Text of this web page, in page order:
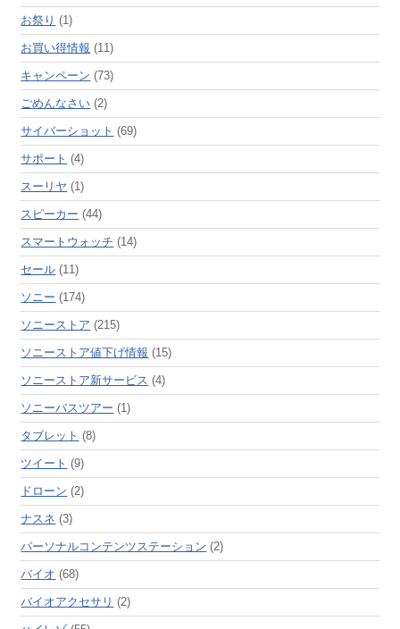
お祭り (1)
お買い得情報 (11)
キャンペーン (73)
ごめんなさい (2)
サイバーショット (69)
サポート (4)
スーリヤ (1)
スピーカー (44)
スマートウォッチ (14)
セール (11)
ソニー (174)
ソニーストア (215)
ソニーストア値下げ情報 (15)
ソニーストア新サービス (4)
ソニーバスツアー (1)
タブレット (8)
ツイート (9)
ドローン (2)
ナスネ (3)
パーソナルコンテンツステーション (2)
バイオ (68)
バイオアクセサリ (2)